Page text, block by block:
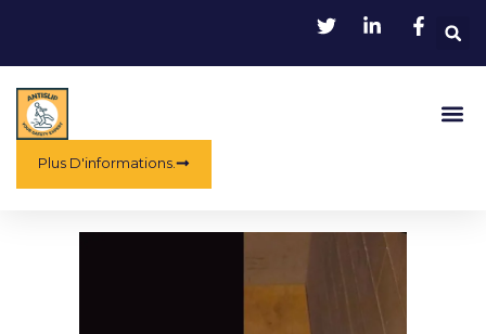
Plus D'informations.